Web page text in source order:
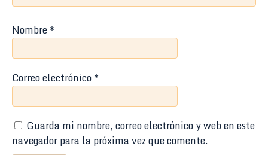
Nombre*
Correo electrónico*
Guarda mi nombre, correo electrónico y web en este
navegador para la próxima vez que comente.